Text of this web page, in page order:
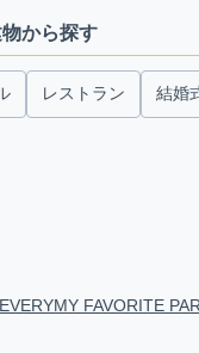
から探す
レストラン 結婚
MY FAVORITE